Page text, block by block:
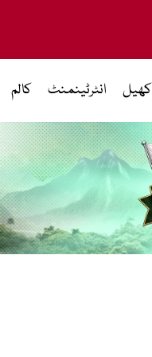
کھیل انٹرٹینمنٹ کالم